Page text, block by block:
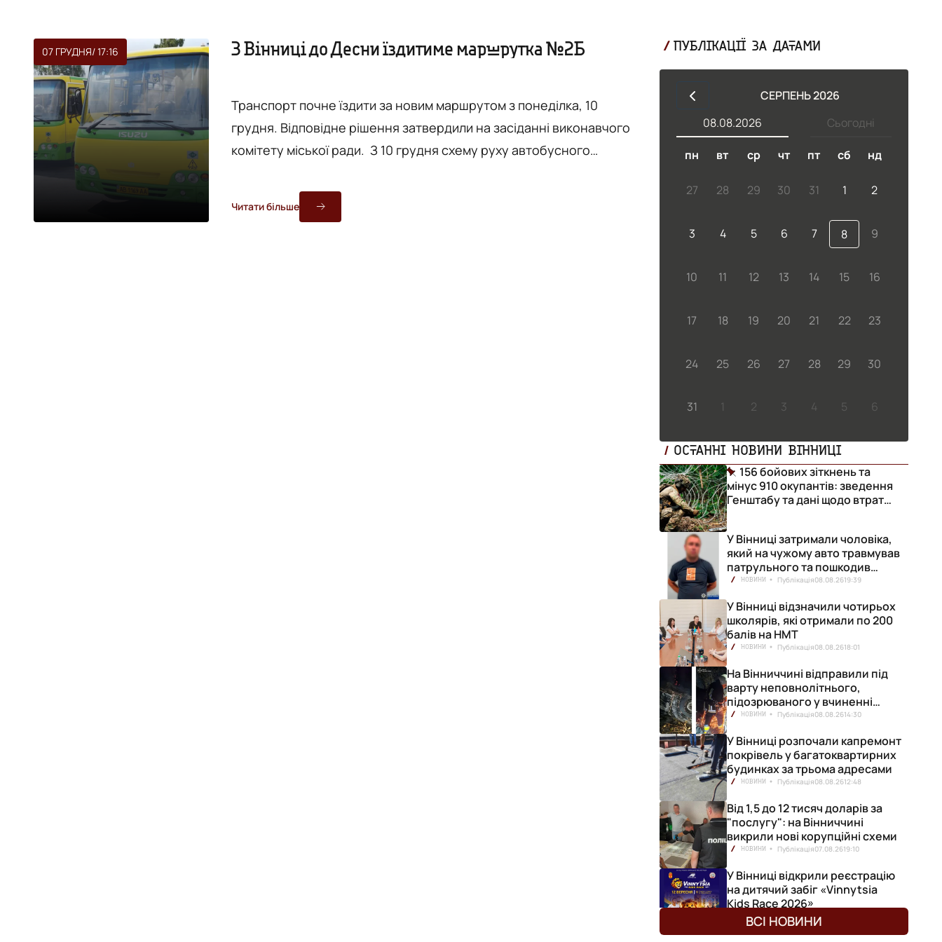
07 ГРУДНЯ/ 17:16 З Вінниці до Десни їздитиме маршрутка №2Б
Транспорт почне їздити за новим маршрутом з понеділка, 10
грудня. Відповідне рішення затвердили на засіданні виконавчого
комітету міської ради. З 10 грудня схему руху автобусного
№2Б «пл. Шкільна – вул. Сергія Зулінського» продовжено до смт.
Десна, повідомляють на сайті Вінницької міської ради. Тепер
Читати більше
ПУБЛІКАЦІЇ ЗА ДАТАМИ
СЕРПЕНЬ 2026
Сьогодні
08.08.2026
пн вт ср чт пт сб нд
27 28 29 30 31 1 2
3 4 5 6 7 8 9
10 11 12 13 14 15 16
17 18 19 20 21 22 23
24 25 26 27 28 29 30
31 1 2 3 4 5 6
ОСТАННІ НОВИНИ ВІННИЦІ
156 бойових зіткнень та
мінус 910 окупантів: зведення
Генштабу та дані щодо втрат
У Вінниці затримали чоловіка,
який на чужому авто травмував
патрульного та пошкодив
кілька машин
НОВИНИ Публікація08.08.2619:39
У Вінниці відзначили чотирьох
школярів, які отримали по 200
балів на НМТ
НОВИНИ Публікація08.08.2618:01
На Вінниччині відправили під
варту неповнолітнього,
підозрюваного у вчиненні
смертельної ДТП
НОВИНИ Публікація08.08.2614:30
У Вінниці розпочали капремонт
покрівель у багатоквартирних
будинках за трьома адресами
НОВИНИ Публікація08.08.2612:48
Від 1,5 до 12 тисяч доларів за
"послугу": на Вінниччині
викрили нові корупційні схеми
НОВИНИ Публікація07.08.2619:10
У Вінниці відкрили реєстрацію
на дитячий забіг «Vinnytsia
Kids Race 2026»
НОВИНИ Публікація07.08.26
ВСІ НОВИНИ